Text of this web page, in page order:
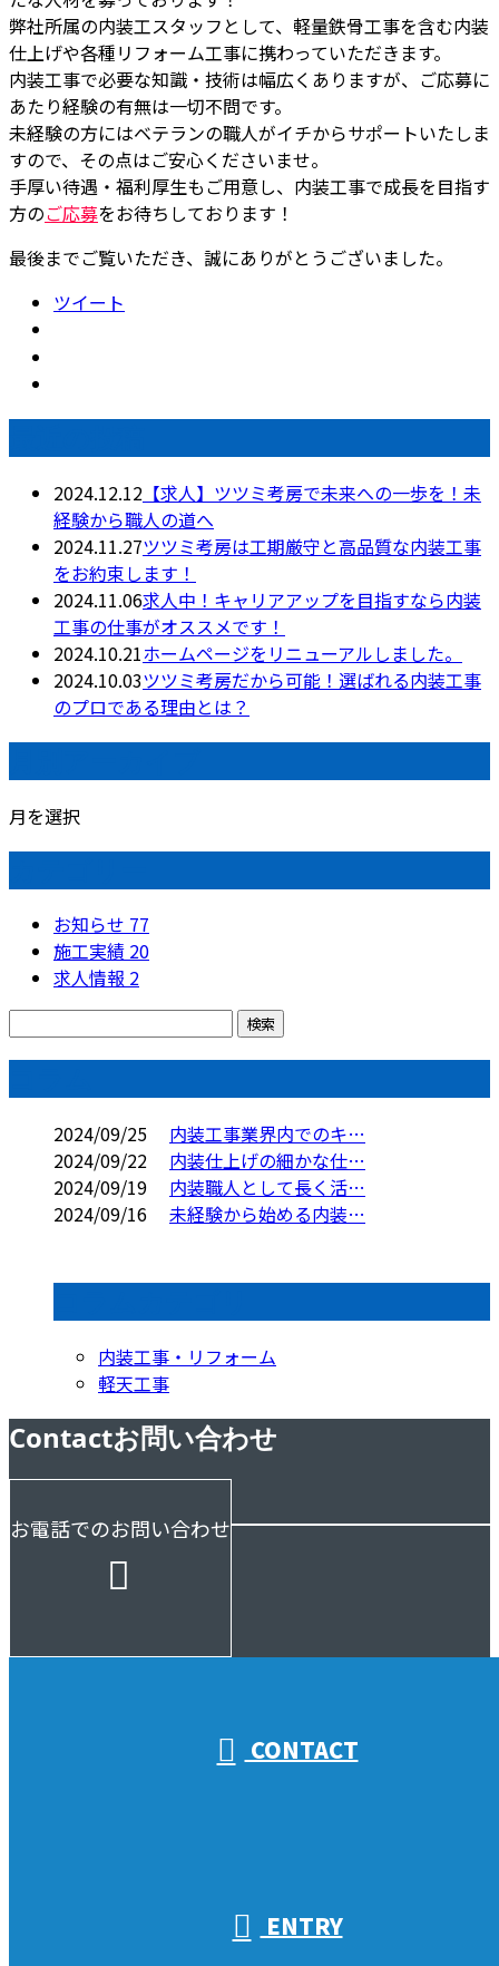
弊社所属の内装工スタッフとして、軽量鉄骨工事を含む内装
仕上げや各種リフォーム工事に携わっていただきます。
内装工事で必要な知識・技術は幅広くありますが、ご応募に
あたり経験の有無は一切不問です。
未経験の方にはベテランの職人がイチからサポートいたしま
すので、その点はご安心くださいませ。
手厚い待遇・福利厚生もご用意し、内装工事で成長を目指す
方のご応募をお待ちしております！
最後までご覧いただき、誠にありがとうございました。
ツイート
2024.12.12 【求人】ツツミ考房で未来への一歩を！未
経験から職人の道へ
2024.11.27ツツミ考房は工期厳守と高品質な内装工事
をお約束します！
2024.11.06求人中！キャリアアップを目指すなら内装
工事の仕事がオススメです！
2024.10.21ホームページをリニューアルしました。
2024.10.03ツツミ考房だから可能！選ばれる内装工事
のプロである理由とは？
月を選択
お知らせ 77
施工実績 20
求人情報 2
2024/09/25
内装工事業界内でのキ…
2024/09/22
内装仕上げの細かな仕…
2024/09/19
内装職人として長く活…
2024/09/16
未経験から始める内装…
内装工事・リフォーム
軽天工事
Contactお問い合わせ
お電話でのお問い合わせ
CONTACT
ENTRY